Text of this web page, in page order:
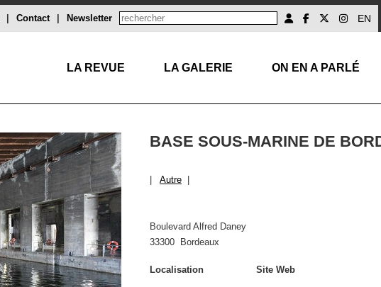
EN
Newsletter
Contact
LA REVUE LA GALERIE ON EN A PARLÉ
BASE SOUS-MARINE DE
Autre
Boulevard Alfred Daney
33300 Bordeaux
Localisation Site Web